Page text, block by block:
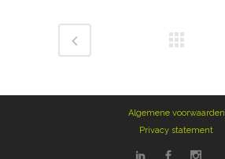
Algemene voorwaarden
Privacy statement